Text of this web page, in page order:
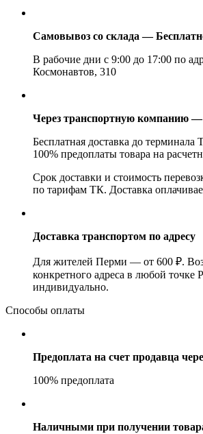
Самовывоз со склада —
В рабочие дни с 9:00 до 17:00 по
Космонавтов, 310
Через транспортную компанию
Бесплатная доставка до терминала
100% предоплаты товара на
Срок доставки и стоимость
по тарифам ТК. Доставка
Доставка транспортом по адресу
Для жителей Перми — от 600 ₽.
конкретного адреса в любой точке
индивидуально.
Способы оплаты
Предоплата на счет продавца
100% предоплата
Наличными при получении